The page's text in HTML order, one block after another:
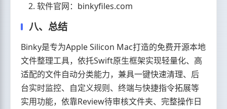
软件官网：binkyfiles.com
八、总结
Binky是专为Apple Silicon Mac打造的免费开源本地
文件整理工具，依托Swift原生框架实现轻量化、高
适配的文件自动分类能力，兼具一键快速清理、后
台实时监控、自定义规则、终端与快捷指令拓展等
实用功能，依靠Review待审核文件夹、完整操作日